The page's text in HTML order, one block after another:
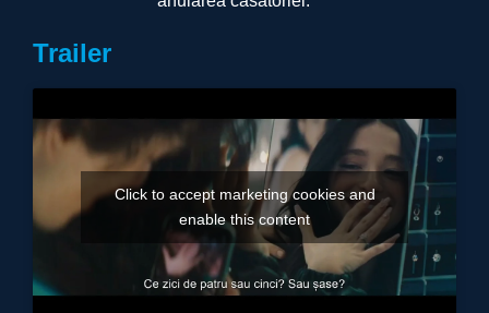
Trailer
Click to accept marketing cookies and
enable this content